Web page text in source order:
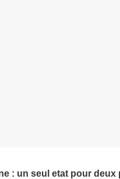
: un seul etat pour deux